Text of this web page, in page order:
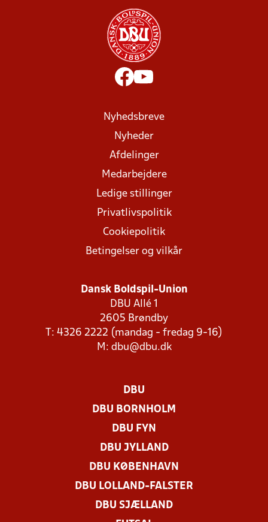
Nyhedsbreve
Nyheder
Afdelinger
Medarbejdere
Ledige stillinger
Privatlivspolitik
Cookiepolitik
Betingelser og vilkår
Dansk Boldspil-Union
DBU Allé 1
2605 Brøndby
T: 4326 2222 (mandag - fredag 9-16)
M: dbu@dbu.dk
DBU
DBU BORNHOLM
DBU FYN
DBU JYLLAND
DBU KØBENHAVN
DBU LOLLAND-FALSTER
DBU SJÆLLAND